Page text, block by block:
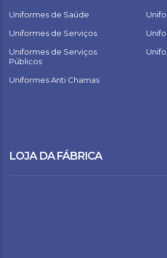
Uniformes de Saúde
Uniformes de Serviços
Uniformes de Serviços
Públicos
Uniformes Anti Chamas
LOJA DA FÁBRICA